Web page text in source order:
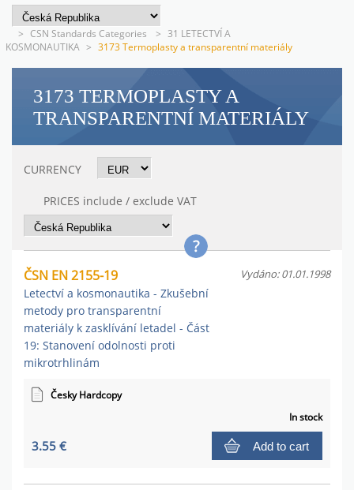
> CSN Standards Categories > 31 LETECTVÍ A
KOSMONAUTIKA > 3173 Termoplasty a transparentní materiály
3173 TERMOPLASTY A
TRANSPARENTNÍ MATERIÁLY
CURRENCY
PRICES include / exclude VAT
ČSN EN 2155-19
Letectví a kosmonautika - Zkušební
metody pro transparentní
materiály k zasklívání letadel - Část
19: Stanovení odolnosti proti
mikrotrhlinám
Vydáno: 01.01.1998
Česky Hardcopy
In stock
3.55 € Add to cart